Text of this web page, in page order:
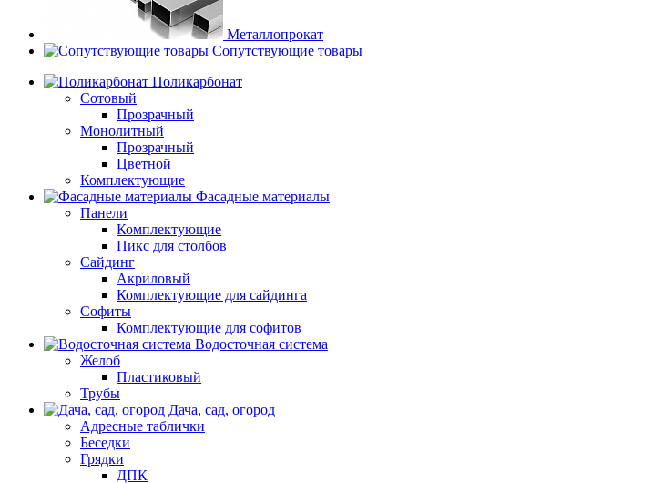
Металлопрокат
Сопутствующие товары
Поликарбонат
Сотовый
Прозрачный
Монолитный
Прозрачный
Цветной
Комплектующие
Фасадные материалы
Панели
Комплектующие
Пикс для столбов
Сайдинг
Акриловый
Комплектующие для сайдинга
Софиты
Комплектующие для софитов
Водосточная система
Желоб
Пластиковый
Трубы
Дача, сад, огород
Адресные таблички
Беседки
Грядки
ДПК